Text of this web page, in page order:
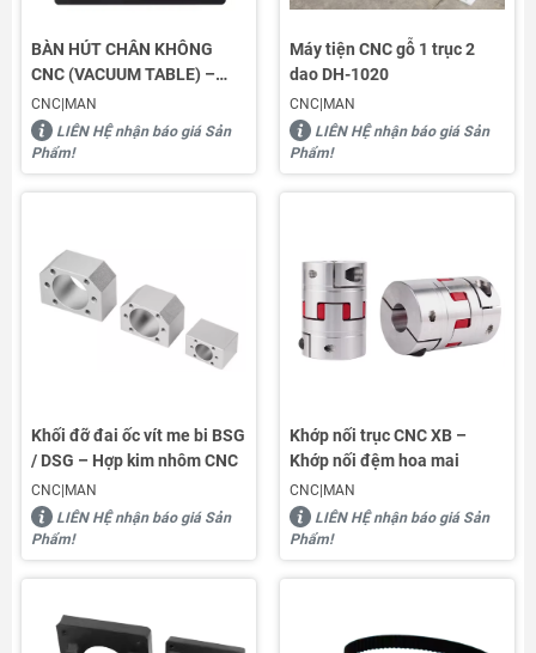
BÀN HÚT CHÂN KHÔNG
CNC (VACUUM TABLE) –
GIỮ PHÔI NHANH, CHẮC,
KHÔNG CẦN GÁ KẸP
CNC|MAN
LIÊN HỆ nhận báo giá Sản
Phẩm!
Máy tiện CNC gỗ 1 trục 2
dao DH-1020
CNC|MAN
LIÊN HỆ nhận báo giá Sản
Phẩm!
Khối đỡ đai ốc vít me bi BSG
/ DSG – Hợp kim nhôm CNC
CNC|MAN
LIÊN HỆ nhận báo giá Sản
Phẩm!
Khớp nối trục CNC XB –
Khớp nối đệm hoa mai
CNC|MAN
LIÊN HỆ nhận báo giá Sản
Phẩm!